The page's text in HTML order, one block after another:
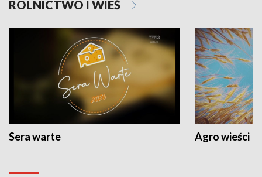
ROLNICTWO I WIEŚ
Sera warte Agro wieści